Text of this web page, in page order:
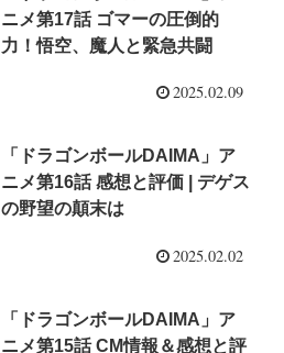
ニメ第17話 ゴマーの圧倒的
力！悟空、魔人と緊急共闘
2025.02.09
「ドラゴンボールDAIMA」ア
ニメ第16話 感想と評価 | デゲス
の野望の顛末は
2025.02.02
「ドラゴンボールDAIMA」ア
ニメ第15話 CM情報＆感想と評